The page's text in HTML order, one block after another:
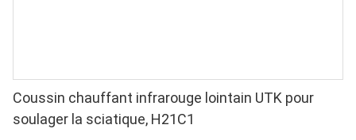
Coussin chauffant infrarouge lointain UTK pour
soulager la sciatique, H21C1